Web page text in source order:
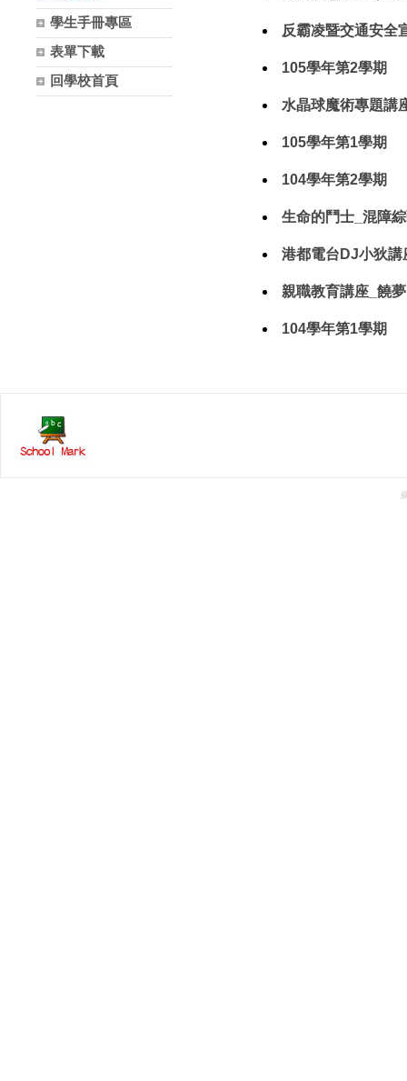
學生手冊專區
表單下載
回學校首頁
反霸凌暨交通安全
105學年第2學期
水晶球魔術專題講
105學年第1學期
104學年第2學期
生命的鬥士_混障
港都電台DJ小狄講
親職教育講座_饒
104學年第1學期